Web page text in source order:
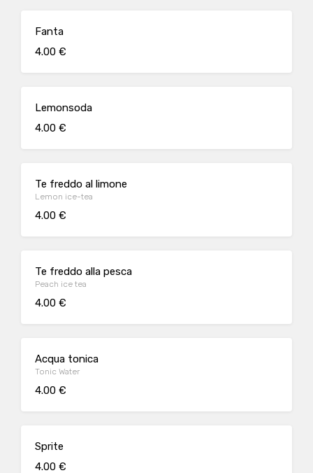
Fanta
4.00 €
Lemonsoda
4.00 €
Te freddo al limone
Lemon ice-tea
4.00 €
Te freddo alla pesca
Peach ice tea
4.00 €
Acqua tonica
Tonic Water
4.00 €
Sprite
4.00 €